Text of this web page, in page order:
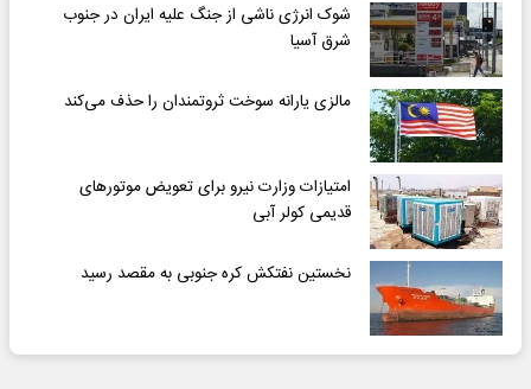
شوک انرژی ناشی از جنگ علیه ایران در جنوب
شرق آسیا
مالزی یارانه سوخت ثروتمندان را حذف می‌کند
امتیازات وزارت نیرو برای تعویض موتورهای
قدیمی کولر آبی
نخستین نفتکش کره جنوبی به مقصد رسید